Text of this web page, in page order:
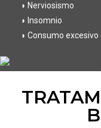
◗ Nerviosismo
◗ Insomnio
◗ Consumo